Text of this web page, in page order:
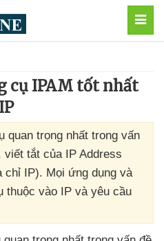
cụ IPAM tốt nhất
quan trọng nhất trong vấn
viết tắt của IP Address
chỉ IP). Mọi ứng dụng và
thuộc vào IP và yêu cầu